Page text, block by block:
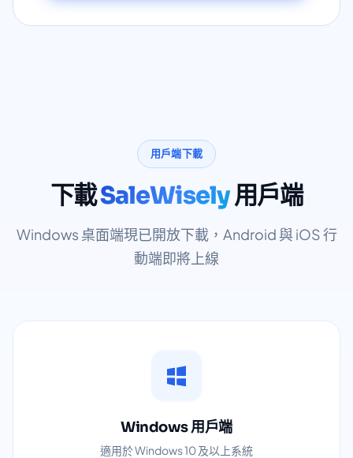
用戶端下載
下載SaleWisely用戶端
Windows 桌面端現已開放下載，Android 與 iOS 行
動端即將上線
Windows 用戶端
適用於 Windows 10 及以上系統